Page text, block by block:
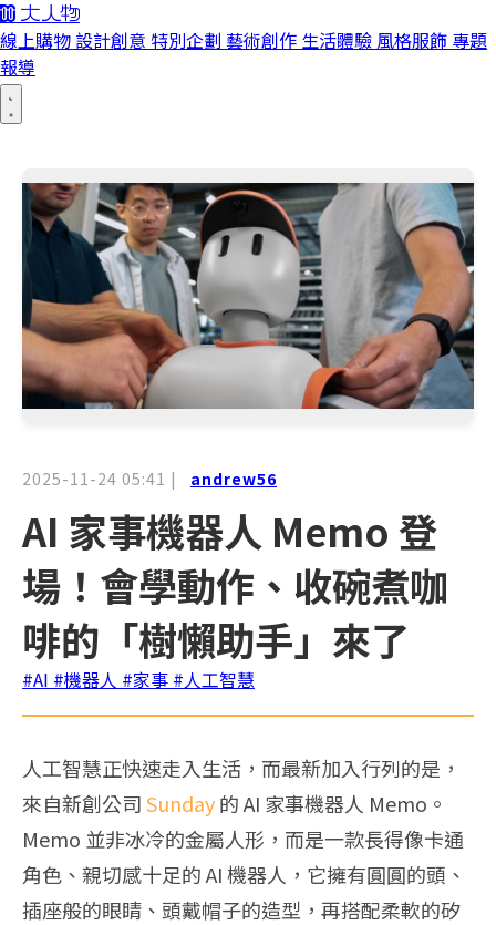
線上購物 設計創意 特別企劃 藝術創作 生活體驗 風格服飾 專題
報導
2025-11-24 05:41 | andrew56
AI 家事機器人 Memo 登
場！會學動作、收碗煮咖
啡的「樹懶助手」來了
#AI #機器人 #家事 #人工智慧
人工智慧正快速走入生活，而最新加入行列的是，
來自新創公司Sunday的 AI 家事機器人 Memo。
Memo 並非冰冷的金屬人形，而是一款長得像卡通
角色、親切感十足的 AI 機器人，它擁有圓圓的頭、
插座般的眼睛、頭戴帽子的造型，再搭配柔軟的矽